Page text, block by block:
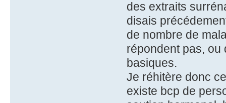
des extraits
disais
de nombre de
répondent pas, ou
basiques.
Je réhitère donc
existe bcp de